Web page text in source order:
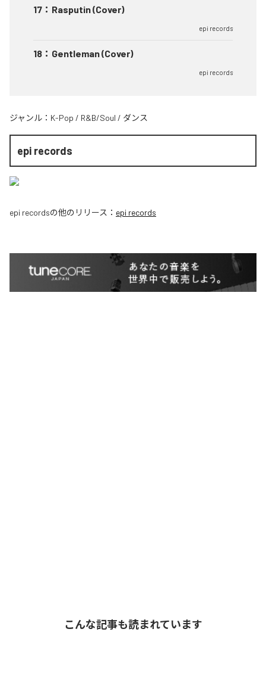
17 ： Rasputin (Cover)
epi records
18 ： Gentleman (Cover)
epi records
ジャンル： K-Pop / R&B/Soul / ダンス
epi records
epi recordsの他のリリース： epi records
こんな記事も読まれています